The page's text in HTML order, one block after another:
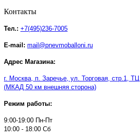
Контакты
Тел.: +7(495)236-7005
E-mail: mail@pnevmoballoni.ru
Адрес Магазина:
г. Москва, п. Заречье, ул. Торговая, стр.1, ТЦ
(МКАД 50 км внешняя сторона)
Режим работы:
9:00-19:00 Пн-Пт
10:00 - 18:00 Сб